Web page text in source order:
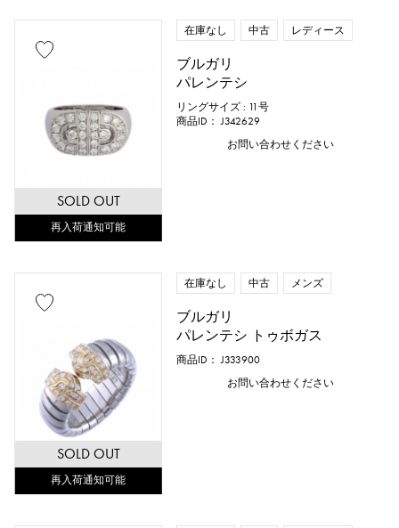
SOLD OUT
再入荷通知可能
在庫なし 中古 レディース
ブルガリ
パレンテシ
リングサイズ : 11号
商品ID： J342629
お問い合わせください
SOLD OUT
再入荷通知可能
在庫なし 中古 メンズ
ブルガリ
パレンテシ トゥボガス
商品ID： J333900
お問い合わせください